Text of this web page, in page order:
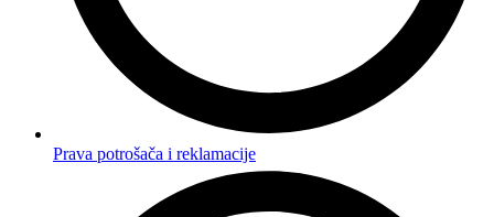
Prava potrošača i reklamacije